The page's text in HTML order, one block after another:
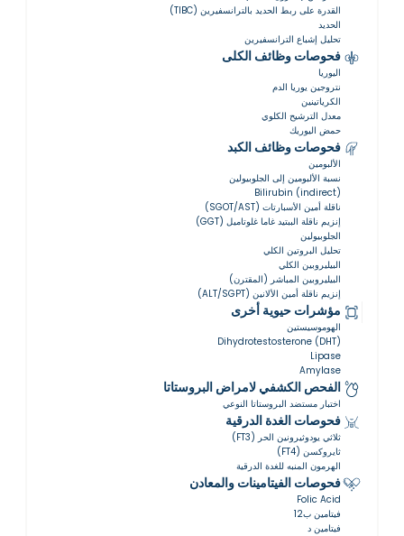
القدرة على ربط الحديد بالترانسفيرين (TIBC)
الحديد
تحليل إشباع الترانسفيرين
فحوصات وظائف الكلى
اليوريا
نتروجين يوريا الدم
الكرياتينين
معدل الترشيح الكلوي
حمض اليوريك
فحوصات وظائف الكبد
الألبومين
نسبة الألبومين إلى الجلوبيولين
Bilirubin (indirect)
ناقلة أمين الأسبارتات (SGOT/AST)
إنزيم ناقلة الببتيد غاما غلوتاميل (GGT)
الجلوبيولين
تحليل البروتين الكلي
البيليروبين الكلي
البيليروبين المباشر (المقترن)
إنزيم ناقلة أمين الألانين (ALT/SGPT)
مؤشرات حيوية أخرى
الهوموسيستين
Dihydrotestosterone (DHT)
Lipase
Amylase
الفحص الكشفي لامراض البروستاتا
اختبار مستضد البروستاتا النوعي
فحوصات الغدة الدرقية
ثلاثي يودوثيرونين الحر (FT3)
ثايروكسن (FT4)
الهرمون المنبه للغدة الدرقية
فحوصات الفيتامينات والمعادن
Folic Acid
فيتامين ب12
فيتامين د